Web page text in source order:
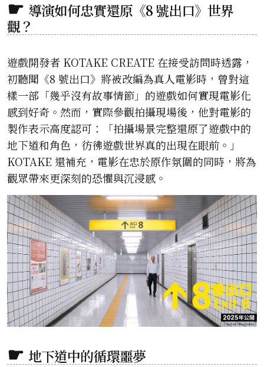
導演如何忠實還原《8 號出口》世界
觀？
遊戲開發者 KOTAKE CREATE 在接受訪問時透露，
初聽聞《8 號出口》將被改編為真人電影時，曾對這
樣一部「幾乎沒有故事情節」的遊戲如何實現電影化
感到好奇。然而，實際參觀拍攝現場後，他對電影的
製作表示高度認可：「拍攝場景完整還原了遊戲中的
地下道和角色，彷彿遊戲世界真的出現在眼前。」
KOTAKE 還補充，電影在忠於原作氛圍的同時，將為
觀眾帶來更深刻的恐懼與沉浸感。
地下道中的循環噩夢